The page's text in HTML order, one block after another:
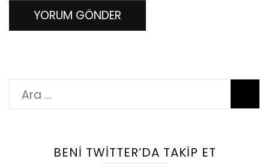
Arama:
BENI TWITTER’DA TAKIP ET